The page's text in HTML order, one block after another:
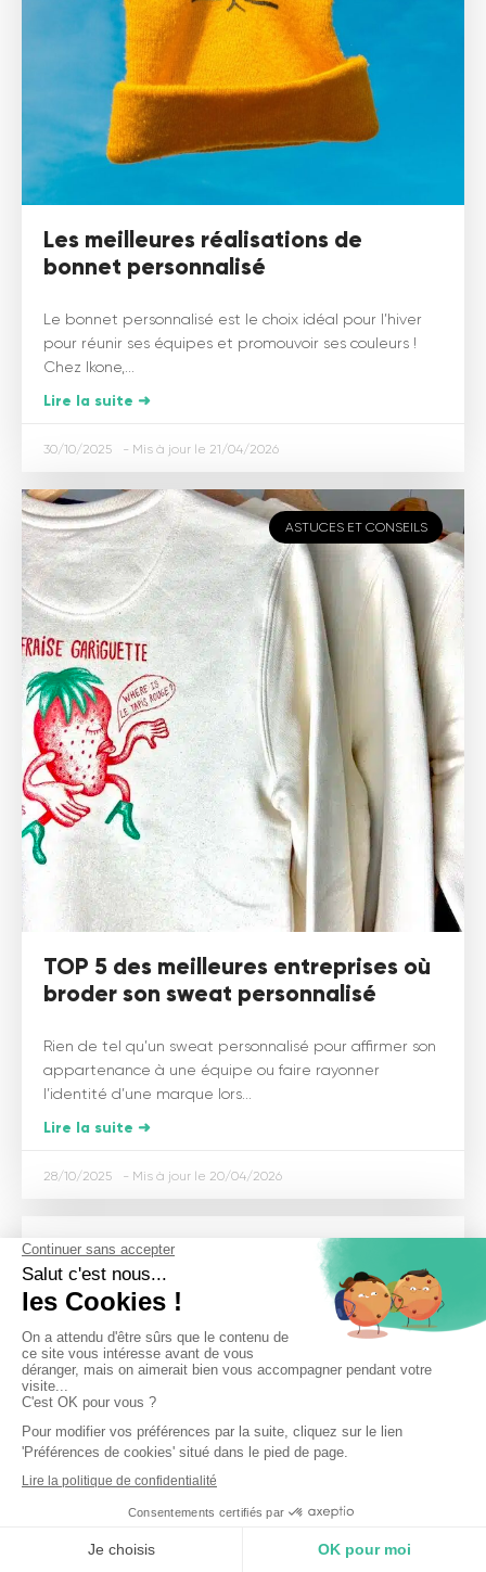
Les meilleures réalisations de
bonnet personnalisé
Le bonnet personnalisé est le choix idéal pour l’hiver
pour réunir ses équipes et promouvoir ses couleurs !
Chez Ikone,...
Lire la suite ➜
30/10/2025 21/04/2026
ASTUCES ET CONSEILS
TOP 5 des meilleures entreprises où
broder son sweat personnalisé
Rien de tel qu’un sweat personnalisé pour affirmer son
appartenance à une équipe ou faire rayonner
l’identité d’une marque lors...
Lire la suite ➜
28/10/2025 20/04/2026